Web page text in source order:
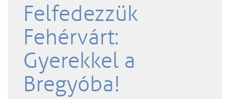
Felfedezzük
Fehérvárt:
Gyerekkel a
Bregyóba!